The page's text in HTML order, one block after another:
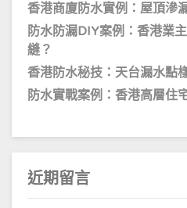
香港商廈防水實例：屋頂滲
防水防漏DIY案例：香港業
縫？
香港防水秘技：天台漏水點
防水實戰案例：香港高層住
近期留言